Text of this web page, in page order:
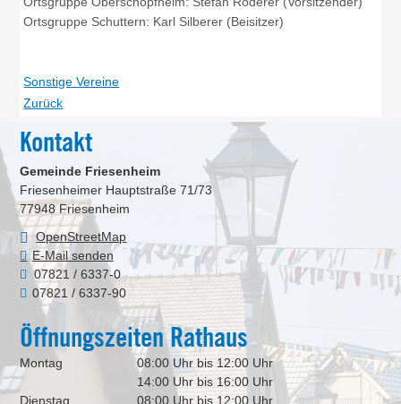
Ortsgruppe Schuttern: Karl Silberer (Beisitzer)
Sonstige Vereine
Zurück
Kontakt
Gemeinde Friesenheim
Friesenheimer Hauptstraße 71/73
77948 Friesenheim
OpenStreetMap
E-Mail senden
07821 / 6337-0
07821 / 6337-90
Öffnungszeiten Rathaus
Montag
08:00 Uhr bis 12:00 Uhr
14:00 Uhr bis 16:00 Uhr
Dienstag
08:00 Uhr bis 12:00 Uhr